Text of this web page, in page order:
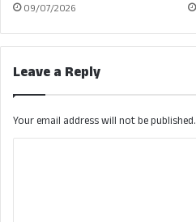
09/07/2026
Leave a Reply
Your email address will not be published.